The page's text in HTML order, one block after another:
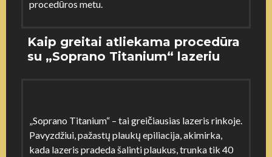
procedūros metu.
Kaip greitai atliekama procedūra
su „Soprano Titanium“ lazeriu
„Soprano Titanium“ – tai greičiausias lazeris rinkoje.
Pavyzdžiui, pažastų plaukų epiliacija, akimirka,
kada lazeris pradeda šalinti plaukus, trunka tik 40